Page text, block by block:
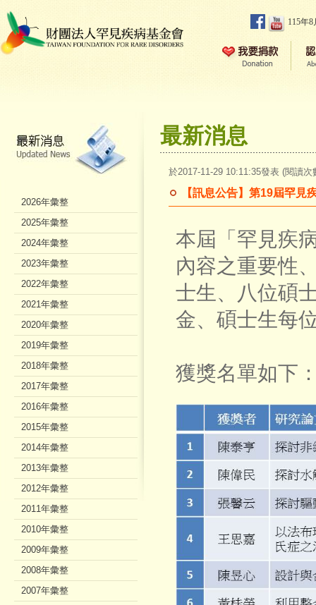
115年
最新消息
於2017-11-29 10:11:35發表 (閱讀次
【訊息公告】第19屆罕見
本屆「罕見疾
內容之重要性
士生、八位碩
金、碩士生每
獲獎名單如下
2026年彙整
2025年彙整
2024年彙整
2023年彙整
2022年彙整
2021年彙整
2020年彙整
2019年彙整
2018年彙整
2017年彙整
2016年彙整
2015年彙整
2014年彙整
2013年彙整
2012年彙整
2011年彙整
2010年彙整
2009年彙整
2008年彙整
2007年彙整